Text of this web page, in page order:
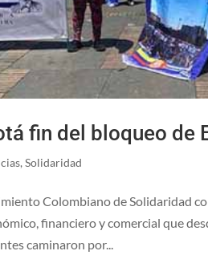
fin del bloqueo de
,Solidaridad
Colombiano de Solidaridad
financiero y comercial que
caminaron por...